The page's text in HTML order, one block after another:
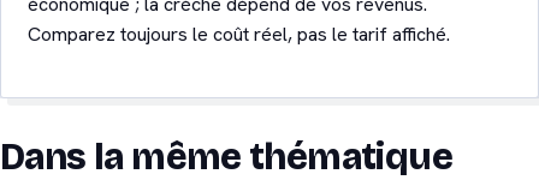
Comparez toujours le coût réel, pas le tarif affiché.
Dans la même thématique